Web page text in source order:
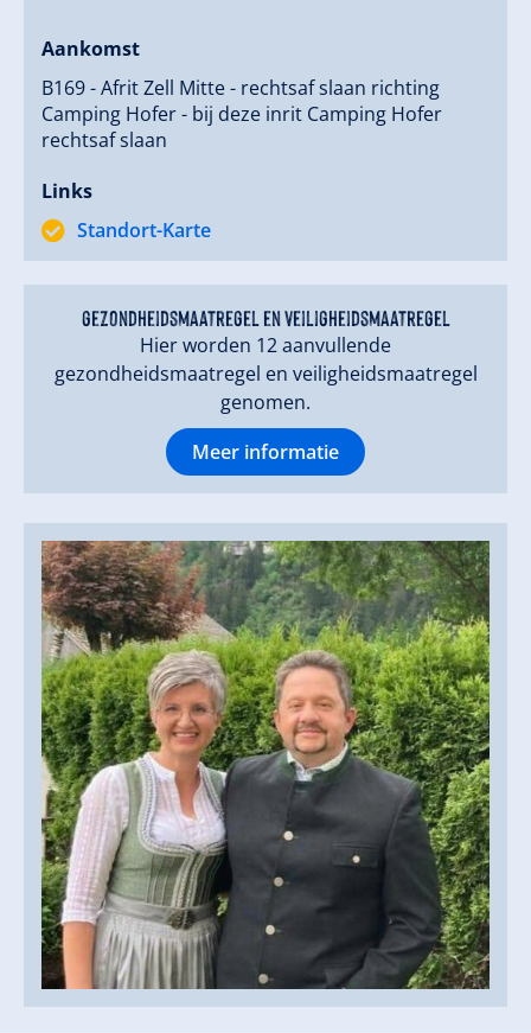
wensen u een onvergetelijk verblijf in onze prachtige
vakantieregio!
Aankomst
B169 - Afrit Zell Mitte - rechtsaf slaan richting
Camping Hofer - bij deze inrit Camping Hofer
rechtsaf slaan
Links
Standort-Karte
gezondheidsmaatregel en veiligheidsmaatregel
Hier worden 12 aanvullende
gezondheidsmaatregel en veiligheidsmaatregel
genomen.
Meer informatie